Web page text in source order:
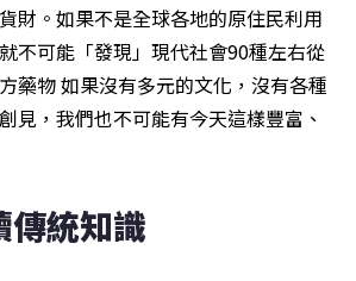
財。如果不是全球各地的原住民利用
不可能「發現」現代社會90種左右從
藥物 如果沒有多元的文化，沒有各種
見，我們也不可能有今天這樣豐富、
傳統知識